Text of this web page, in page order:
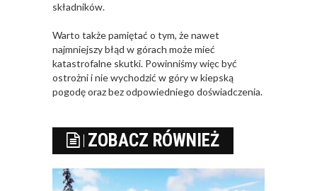
składników.
Warto także pamiętać o tym, że nawet
najmniejszy błąd w górach może mieć
katastrofalne skutki. Powinniśmy więc być
ostrożni i nie wychodzić w góry w kiepską
pogodę oraz bez odpowiedniego doświadczenia.
ZOBACZ RÓWNIEŻ